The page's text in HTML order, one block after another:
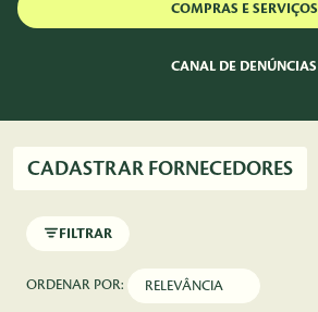
COMPRAS E SERVIÇOS
CANAL DE DENÚNCIAS
CADASTRAR FORNECEDORES
FILTRAR
ORDENAR POR: